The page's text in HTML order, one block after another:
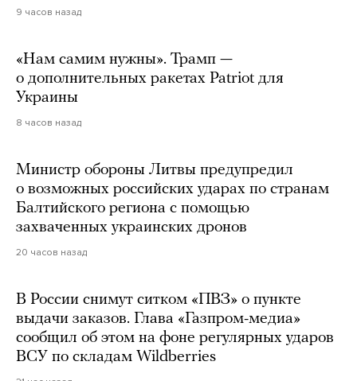
9 часов назад
«Нам самим нужны». Трамп —
о дополнительных ракетах Patriot для
Украины
8 часов назад
Министр обороны Литвы предупредил
о возможных российских ударах по странам
Балтийского региона с помощью
захваченных украинских дронов
20 часов назад
В России снимут ситком «ПВЗ» о пункте
выдачи заказов. Глава «Газпром-медиа»
сообщил об этом на фоне регулярных ударов
ВСУ по складам Wildberries